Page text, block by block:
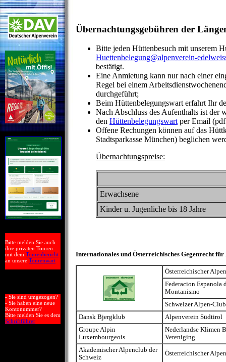
Bitte melden Sie auch
ihre privaten Touren
mit dem Tourenbericht
an unsere Tourenwart
- Sie sind umgezogen?
- Sie haben eine neue
Kontonummer?
Bitte melden Sie es dem
Schriftführer
Übernachtungsgebühren der
Bitte jeden Hüttenbesuch mit unserem
Huettenbelegung@alpenverein-
bestätigt.
Eine Anmietung kann nur nach einer
Regel bei einem
durchgeführt;
Beim Hüttenbelegungswart erfahrt Ihr
Nach Abschluss des Aufenthalts ist der
den Hüttenbelegungswartper Email (pdf
Offene Rechungen können auf das
Stadtsparkasse München) beglichen
Übernachtungspreise:
Erwachsene
Kinder u. Jugenliche bis 18 Jahre
Internationales und Österreichisches Gegenrecht
Österreichischer
Federacion Espanola
Montanismo
Schweizer Alpen-Club
Dansk Bjergklub
Alpenverein Südtirol
Groupe Alpin
Luxembourgeois
Nederlandse Klimen
Vereniging
Akademischer Alpenclub der
Schweiz
Österreichischer